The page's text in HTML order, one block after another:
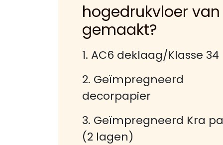
hogedrukvloer van
gemaakt?
1. AC6 deklaag/Klasse 34
2. Geïmpregneerd
decorpapier
3. Geïmpregneerd Kra
(2 lagen)